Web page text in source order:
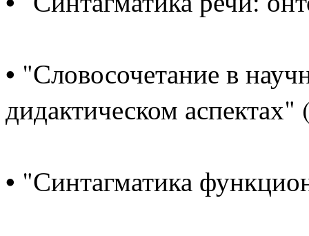
• "Словосочетание в
дидактическом аспектах"
• "Синтагматика